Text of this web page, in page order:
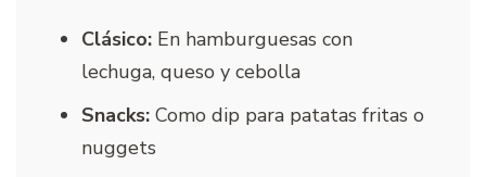
Clásico: En hamburguesas con
lechuga, queso y cebolla
Snacks: Como dip para patatas fritas o
nuggets